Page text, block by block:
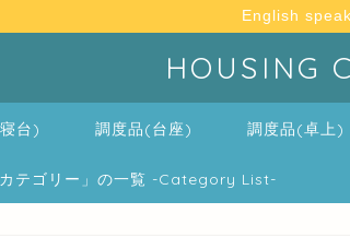
English
HOUSING
台) 調度品(台座) 調度品(卓上)
カテゴリー」の一覧 -Category List-